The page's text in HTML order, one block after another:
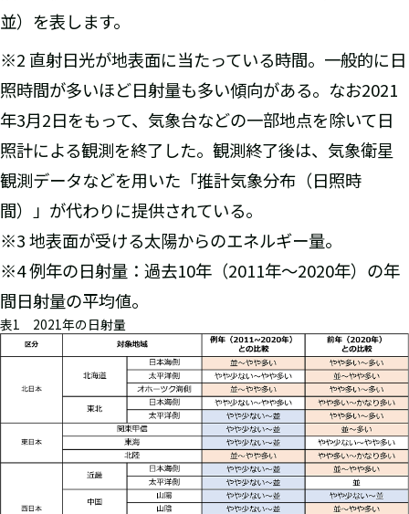
並）を表します。
※2 直射日光が地表面に当たっている時間。一般的に日
照時間が多いほど日射量も多い傾向がある。なお2021
年3月2日をもって、気象台などの一部地点を除いて日
照計による観測を終了した。観測終了後は、気象衛星
観測データなどを用いた「推計気象分布（日照時
間）」が代わりに提供されている。
※3 地表面が受ける太陽からのエネルギー量。
※4 例年の日射量：過去10年（2011年～2020年）の年
間日射量の平均値。
表1 2021年の日射量